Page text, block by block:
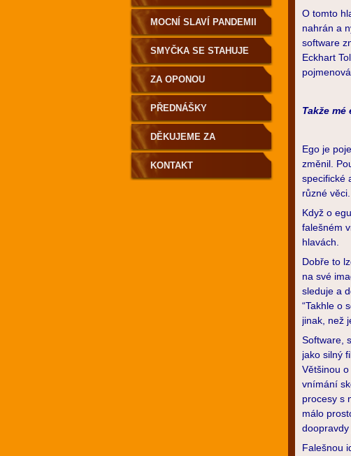
O tomto
nahrán a
software
Eckhart
Takže
Ego je
změnil.
specifické
různé věci.
Když o
falešném
hlavách.
Dobře to
na své
sleduje a
“Takhle o
jinak, než
Software,
jako silný
Většinou
vnímání
procesy s
málo
doopravdy
Falešnou
MOCNÍ SLAVÍ PANDEMII
SMYČKA SE STAHUJE
ZA OPONOU
PŘEDNÁŠKY
DĚKUJEME ZA
PODPORU
KONTAKT